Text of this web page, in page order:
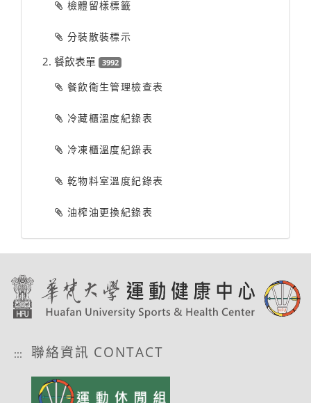
檢體留樣標籤
分裝散裝標示
2. 餐飲表單 3992
餐飲衛生管理檢查表
冷藏櫃溫度紀錄表
冷凍櫃溫度紀錄表
乾物料室溫度紀錄表
油榨油更換紀錄表
::: 聯絡資訊 CONTACT